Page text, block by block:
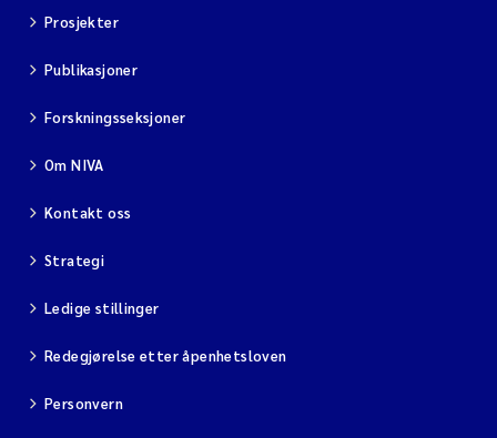
Prosjekter
Publikasjoner
Forskningsseksjoner
Om NIVA
Kontakt oss
Strategi
Ledige stillinger
Redegjørelse etter åpenhetsloven
Personvern